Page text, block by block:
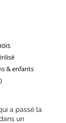
& enfants
a passé la
un